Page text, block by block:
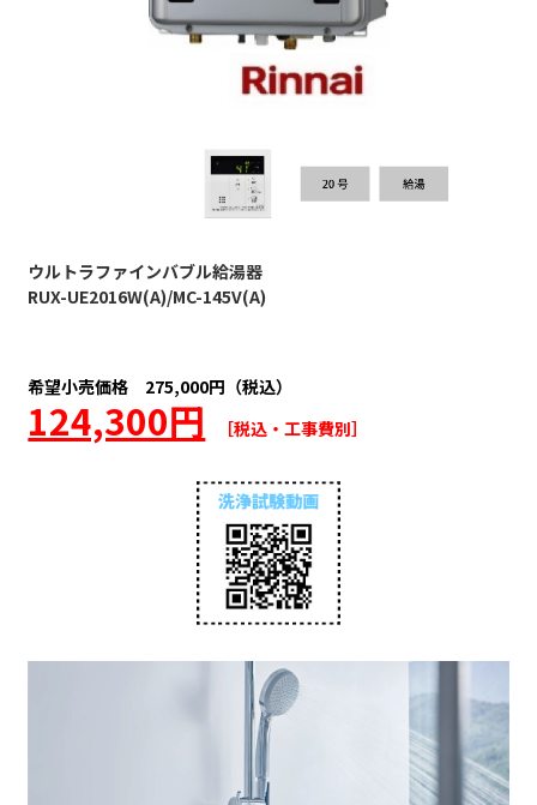
ウルトラファインバブル給湯器
RUX-UE2016W(A)/MC-145V(A)
希望小売価格 275,000円（税込）
124,300円 ［税込・工事費別］